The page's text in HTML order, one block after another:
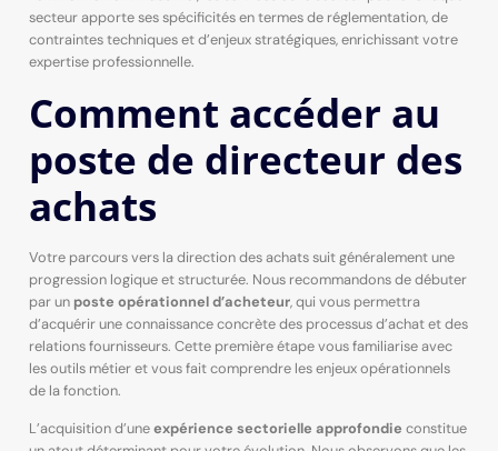
secteur apporte ses spécificités en termes de réglementation, de
contraintes techniques et d’enjeux stratégiques, enrichissant votre
expertise professionnelle.
Comment accéder au
poste de directeur des
achats
Votre parcours vers la direction des achats suit généralement une
progression logique et structurée. Nous recommandons de débuter
par un poste opérationnel d’acheteur, qui vous permettra
d’acquérir une connaissance concrète des processus d’achat et des
relations fournisseurs. Cette première étape vous familiarise avec
les outils métier et vous fait comprendre les enjeux opérationnels
de la fonction.
L’acquisition d’uneexpérience sectorielle approfondie constitue